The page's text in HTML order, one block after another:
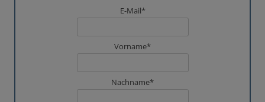
E-Mail*
Vorname*
Nachname*